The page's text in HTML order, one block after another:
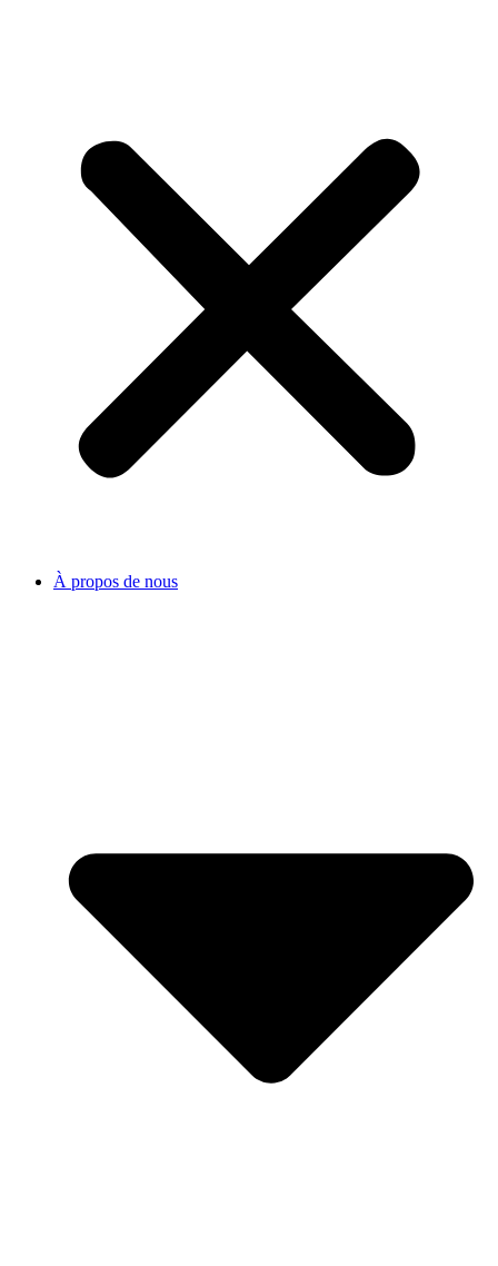
À propos de nous